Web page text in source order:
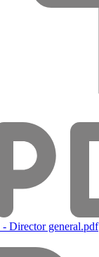
Director general.pdf